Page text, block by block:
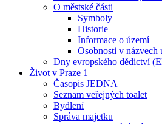
O městské části
Symboly
Historie
Informace o území
Osobnosti v názvech
Dny evropského dědictví
Život v Praze 1
Časopis JEDNA
Seznam veřejných toalet
Bydlení
Správa majetku